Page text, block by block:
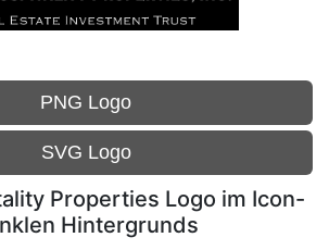
PNG Logo
SVG Logo
Properties Logo im Icon-
Hintergrunds